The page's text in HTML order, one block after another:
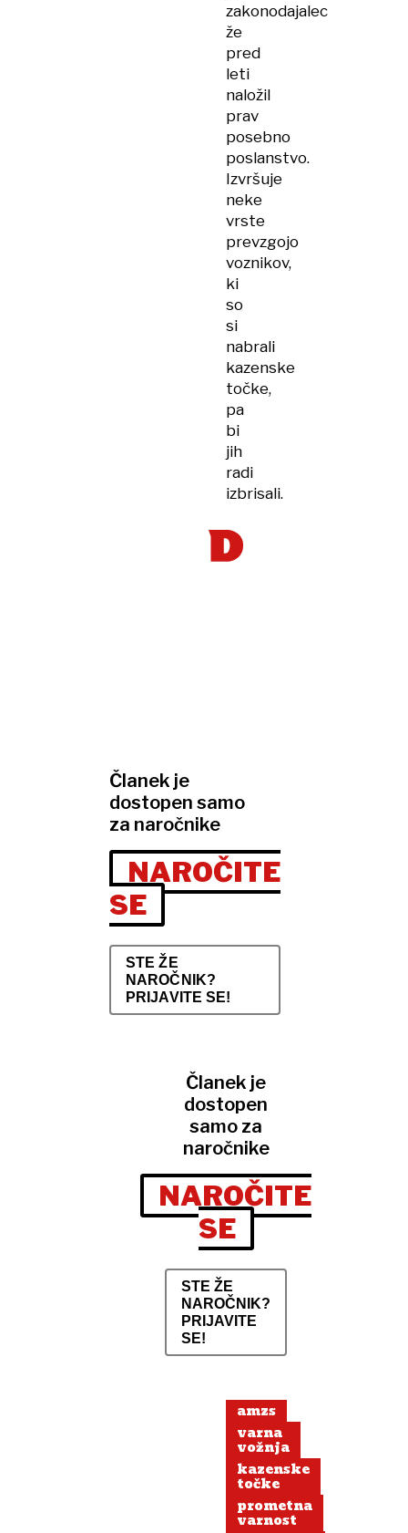
zakonodajalec
že
pred
leti
naložil
prav
posebno
poslanstvo.
Izvršuje
neke
vrste
prevzgojo
voznikov,
ki
so
si
nabrali
kazenske
točke,
pa
bi
jih
radi
izbrisali.
Članek je
dostopen samo
za naročnike
NAROČITE
SE
STE ŽE
NAROČNIK?
PRIJAVITE SE!
Članek je
dostopen
samo za
naročnike
NAROČITE
SE
STE ŽE
NAROČNIK?
PRIJAVITE
SE!
amzs
varna
vožnja
kazenske
točke
prometna
varnost